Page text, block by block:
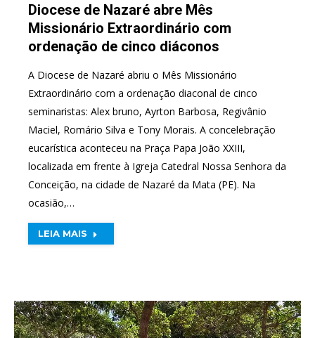
Diocese de Nazaré abre Mês
Missionário Extraordinário com
ordenação de cinco diáconos
A Diocese de Nazaré abriu o Mês Missionário
Extraordinário com a ordenação diaconal de cinco
seminaristas: Alex bruno, Ayrton Barbosa, Regivânio
Maciel, Romário Silva e Tony Morais. A concelebração
eucarística aconteceu na Praça Papa João XXIII,
localizada em frente à Igreja Catedral Nossa Senhora da
Conceição, na cidade de Nazaré da Mata (PE). Na
ocasião,…
LEIA MAIS